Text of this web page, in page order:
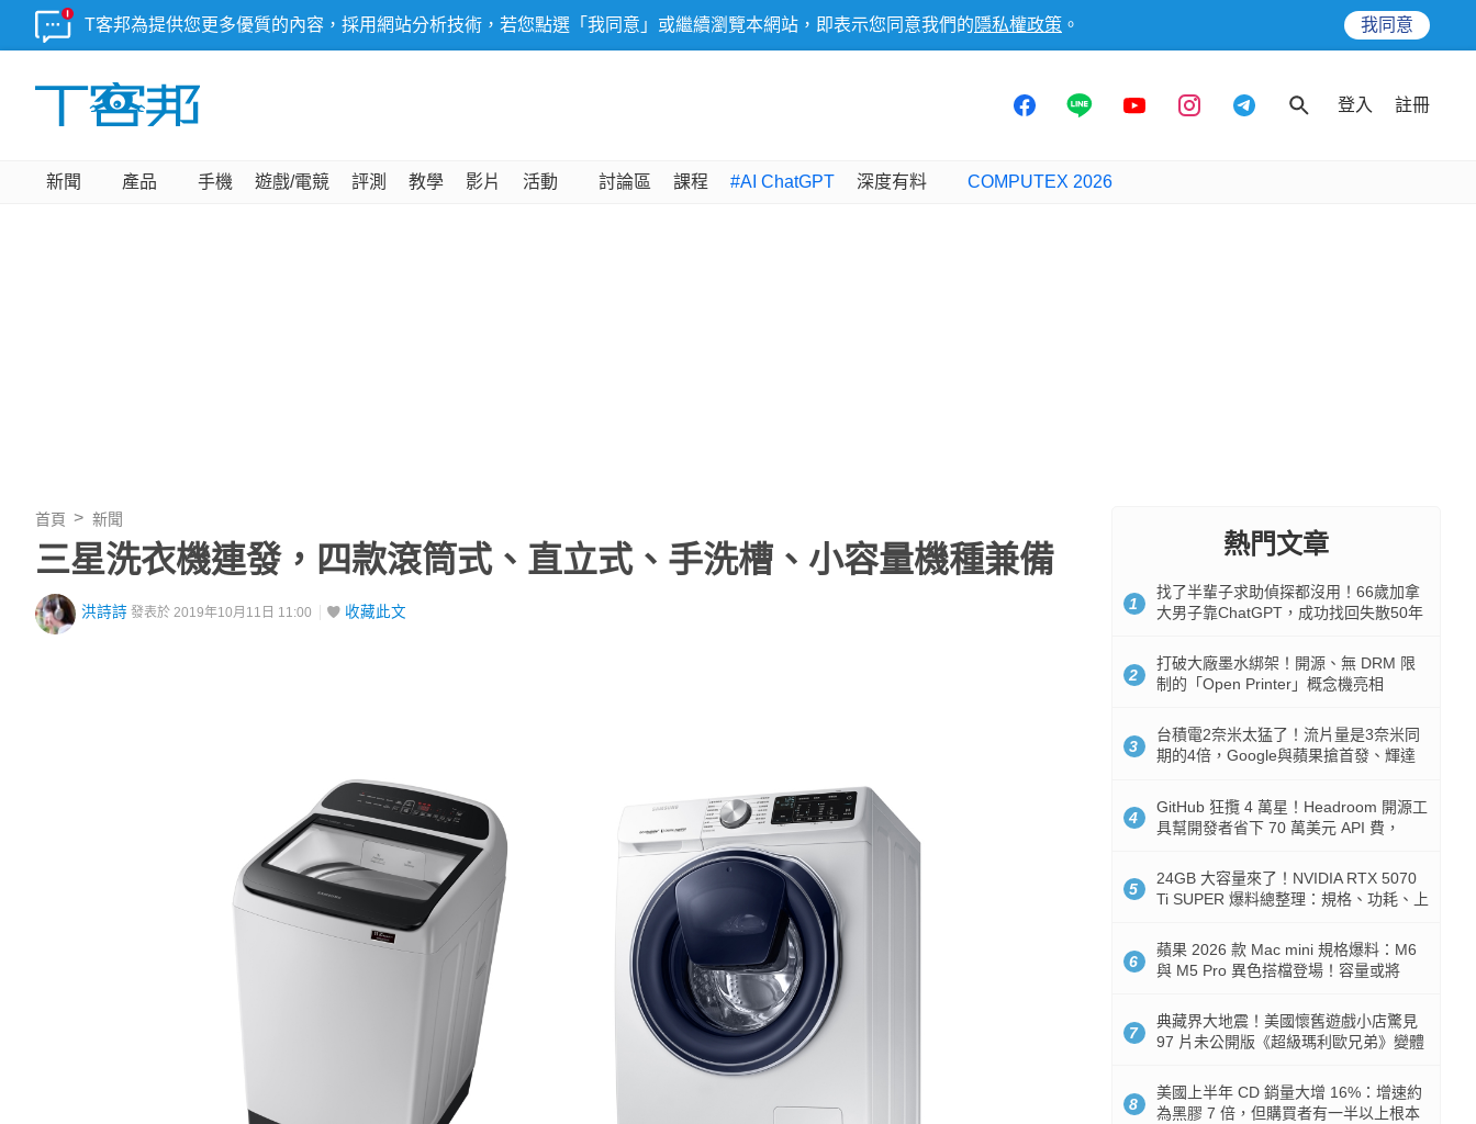
T客邦為提供您更多優質的內容，採用網站分析技術，若您點選「我同意」或繼續瀏覽本網站，即表示您同意我們的 隱私權政策 。 我同意
登入 註冊
新聞 產品 手機 遊戲/電競 評測 教學 影片 活動 討論區 課程 #AI ChatGPT 深度有料 COMPUTEX 2026
首頁 新聞
三星洗衣機連發，四款滾筒式、直立式、手洗槽、小容量機種兼備
洪詩詩 發表於 2019年10月11日 11:00 收藏此文
熱門文章
1
找了半輩子求助偵探都沒用！66歲加拿
大男子靠ChatGPT，成功找回失散50年
2
打破大廠墨水綁架！開源、無 DRM 限
制的「Open Printer」概念機亮相
3
台積電2奈米太猛了！流片量是3奈米同
期的4倍，Google與蘋果搶首發、輝達
4
GitHub 狂攬 4 萬星！Headroom 開源工
具幫開發者省下 70 萬美元 API 費，
5
24GB 大容量來了！NVIDIA RTX 5070
Ti SUPER 爆料總整理：規格、功耗、上
6
蘋果 2026 款 Mac mini 規格爆料：M6
與 M5 Pro 異色搭檔登場！容量或將
7
典藏界大地震！美國懷舊遊戲小店驚見
97 片未公開版《超級瑪利歐兄弟》變體
8
美國上半年 CD 銷量大增 16%：增速約
為黑膠 7 倍，但購買者有一半以上根本